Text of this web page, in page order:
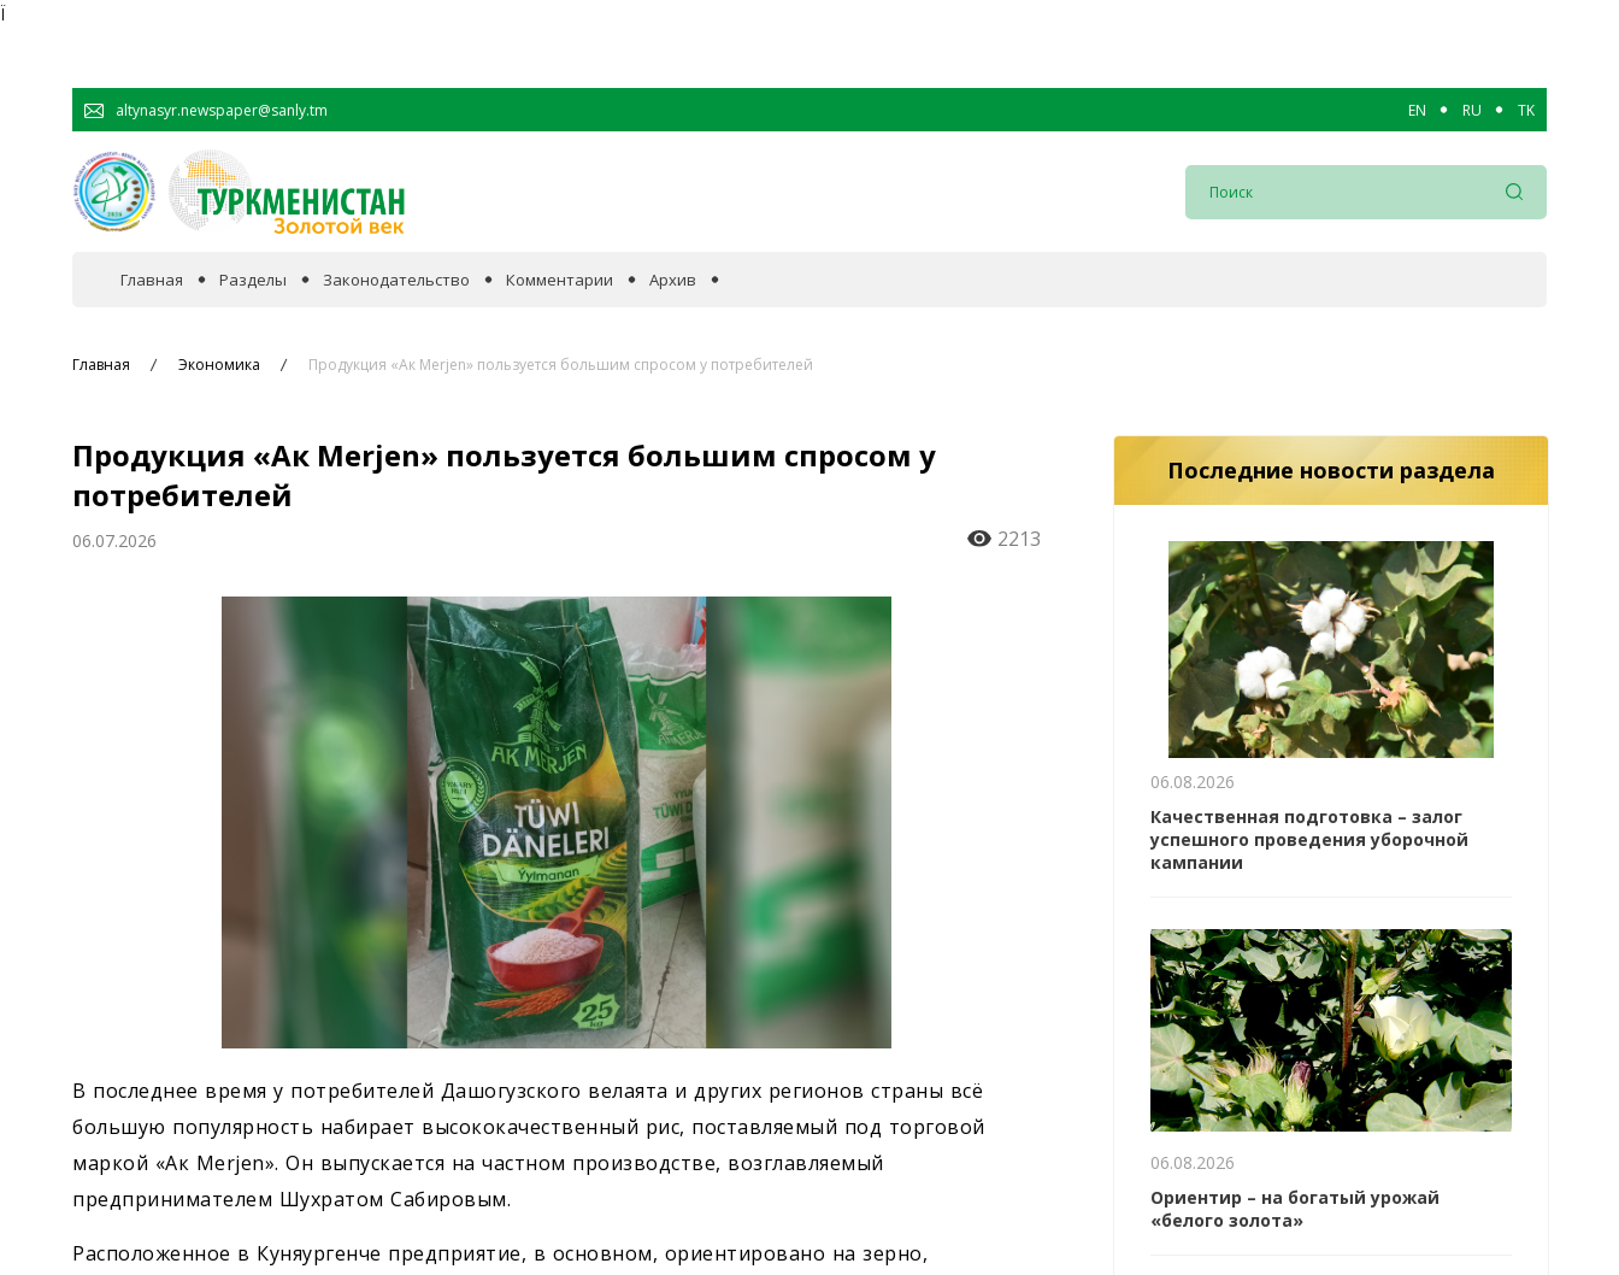
Ï
altynasyr.newspaper@sanly.tm EN RU TK
Главная Разделы
Сотрудничество
Законодательство Комментарии Архив
Главная Экономика Продукция «Ак Merjen» пользуется большим спросом у потребителей
Продукция «Ак Merjen» пользуется большим спросом у
потребителей
06.07.2026 2213
В последнее время у потребителей Дашогузского велаята и других регионов страны всё
большую популярность набирает высококачественный рис, поставляемый под торговой
маркой «Ак Merjen». Он выпускается на частном производстве, возглавляемый
предпринимателем Шухратом Сабировым.
Расположенное в Куняургенче предприятие, в основном, ориентировано на зерно,
Последние новости раздела
06.08.2026
Качественная подготовка – залог
успешного проведения уборочной
кампании
06.08.2026
Ориентир – на богатый урожай
«белого золота»